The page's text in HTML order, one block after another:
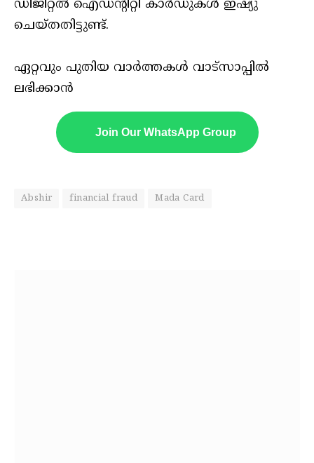
ഡിജിറ്റല്‍ ഐഡന്റിറ്റി കാര്‍ഡുകള്‍ ഇഷ്യു
ചെയ്തതിട്ടുണ്ട്.
ഏറ്റവും പുതിയ വാർത്തകൾ വാട്സാപ്പിൽ
ലഭിക്കാൻ
Join Our WhatsApp Group
Abshir financial fraud Mada Card